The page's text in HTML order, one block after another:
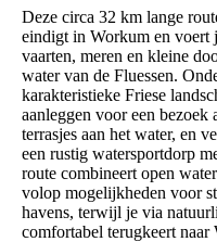
Deze circa 32 km lange
eindigt in Workum en voert
vaarten, meren en kleine
water van de Fluessen.
karakteristieke Friese
aanleggen voor een bezoek
terrasjes aan het water, en
een rustig watersportdorp
route combineert open
volop mogelijkheden voor
havens, terwijl je via
comfortabel terugkeert naar